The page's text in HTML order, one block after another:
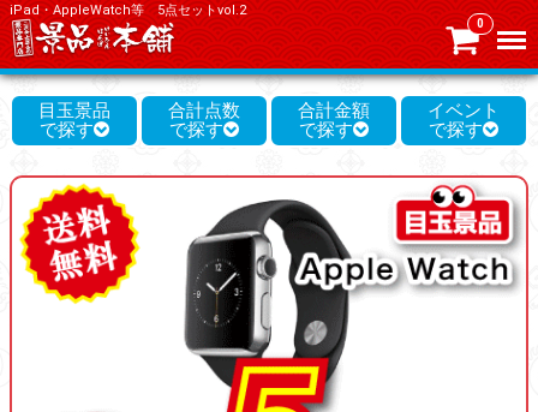
iPad・AppleWatch等 5点セットvol.2
0 Menu
目玉景品 合計点数 合計金額 イベント